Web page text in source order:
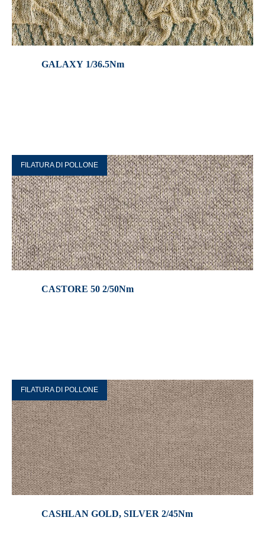
GALAXY 1/36.5Nm
FILATURA DI POLLONE
CASTORE 50 2/50Nm
FILATURA DI POLLONE
CASHLAN GOLD, SILVER 2/45Nm